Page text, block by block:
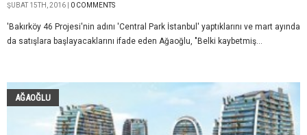
ŞUBAT 15TH, 2016 | 0 COMMENTS
'Bakırköy 46 Projesi'nin adını 'Central Park İstanbul' yaptıklarını ve mart ayında
da satışlara başlayacaklarını ifade eden Ağaoğlu, "Belki kaybetmiş...
AĞAOĞLU